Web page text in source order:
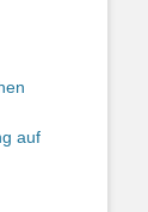
auf